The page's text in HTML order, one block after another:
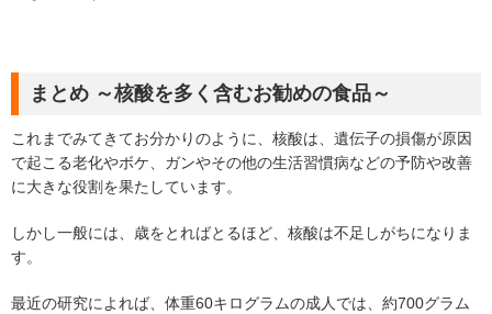
まとめ ～核酸を多く含むお勧めの食品～
これまでみてきてお分かりのように、核酸は、遺伝子の損傷が原因
で起こる老化やボケ、ガンやその他の生活習慣病などの予防や改善
に大きな役割を果たしています。
しかし一般には、歳をとればとるほど、核酸は不足しがちになりま
す。
最近の研究によれば、体重60キログラムの成人では、約700グラム